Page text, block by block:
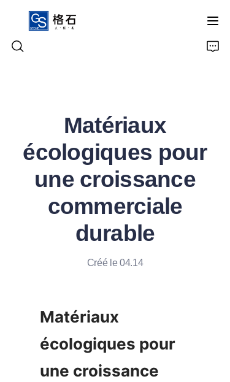
Matériaux
écologiques pour
une croissance
commerciale
durable
Créé le 04.14
Matériaux
écologiques pour
une croissance
À Propos de Nous